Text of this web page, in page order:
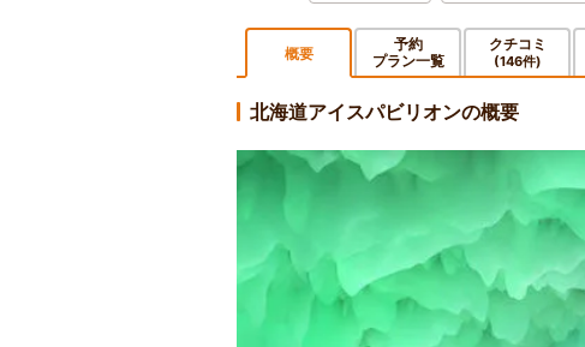
概要
予約
プラン一覧
クチコミ
(146件)
北海道アイスパビリオンの概要